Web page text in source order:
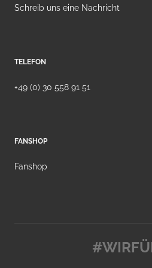
Schreib uns eine Nachricht
TELEFON
+49 (0) 30 558 91 51
FANSHOP
Fanshop